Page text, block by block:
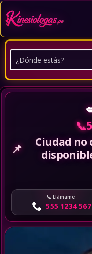
📞
📌
Ciudad no
Llámame
555 1234 567